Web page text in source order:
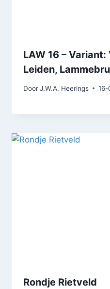
LAW 16 – Variant:
Leiden,
DoorJ.W.A. Heerings 16-
Rondje Rietveld